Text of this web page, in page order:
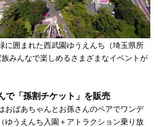
に囲まれた西武園ゆうえんち（埼玉県所
みんなで楽しめるさまざまなイベントが
で「孫割チケット」を販売
おばあちゃんとお孫さんのペアでワンデ
ゆうえんち入園＋アトラクション乗り放